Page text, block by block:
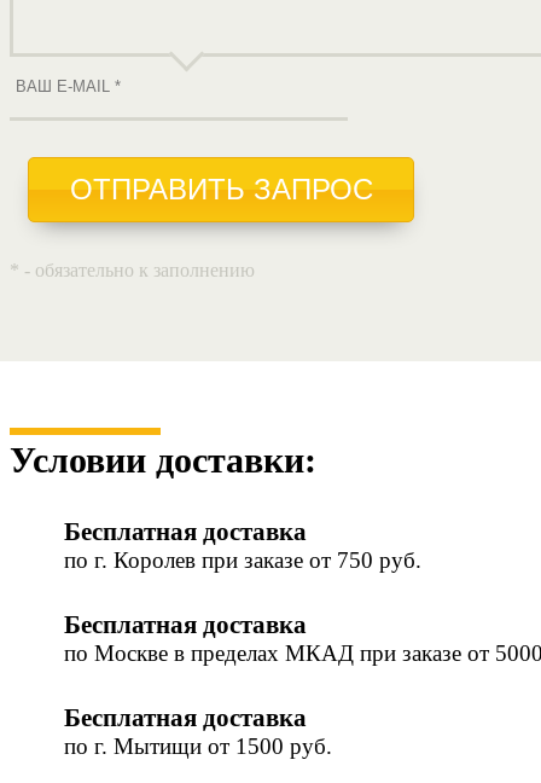
ОТПРАВИТЬ ЗАПРОС
* - обязательно к заполнению
Условии доставки:
Бесплатная доставка
по г. Королев при заказе от 750 руб.
Бесплатная доставка
по Москве в пределах МКАД при заказе от
Бесплатная доставка
по г. Мытищи от 1500 руб.